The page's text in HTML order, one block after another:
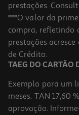
Comida Húmida Cão
7.48 €/Kg
2,99 €
prestações.
***O valor da
compra, refletindo
prestações
de Crédito.
TAEG DO CARTÃO
Exemplo para um
meses. TAN 17,60
aprovação.